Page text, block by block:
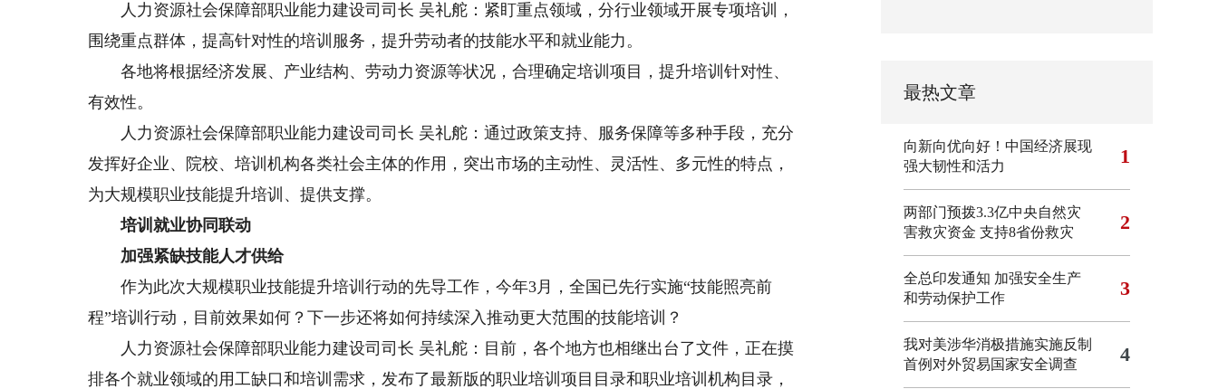
人力资源社会保障部职业能力建设司司长 吴礼舵：紧盯重点领域，分行业领域开展专项培训，
围绕重点群体，提高针对性的培训服务，提升劳动者的技能水平和就业能力。
各地将根据经济发展、产业结构、劳动力资源等状况，合理确定培训项目，提升培训针对性、
有效性。
人力资源社会保障部职业能力建设司司长 吴礼舵：通过政策支持、服务保障等多种手段，充分
发挥好企业、院校、培训机构各类社会主体的作用，突出市场的主动性、灵活性、多元性的特点，
为大规模职业技能提升培训、提供支撑。
培训就业协同联动
加强紧缺技能人才供给
作为此次大规模职业技能提升培训行动的先导工作，今年3月，全国已先行实施“技能照亮前
程”培训行动，目前效果如何？下一步还将如何持续深入推动更大范围的技能培训？
人力资源社会保障部职业能力建设司司长 吴礼舵：目前，各个地方也相继出台了文件，正在摸
排各个就业领域的用工缺口和培训需求，发布了最新版的职业培训项目目录和职业培训机构目录，
最热文章
向新向优向好！中国经济展现
强大韧性和活力
1
两部门预拨3.3亿中央自然灾
害救灾资金 支持8省份救灾
2
全总印发通知 加强安全生产
和劳动保护工作
3
我对美涉华消极措施实施反制
首例对外贸易国家安全调查
4